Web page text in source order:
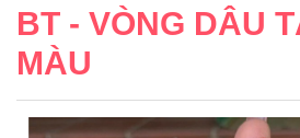
BT - VÒNG DÂU
MÀU